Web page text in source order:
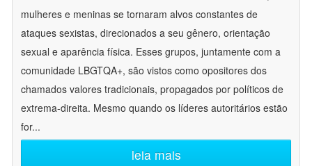
mulheres e meninas se tornaram alvos constantes de
ataques sexistas, direcionados a seu gênero, orientação
sexual e aparência física. Esses grupos, juntamente com a
comunidade LBGTQA+, são vistos como opositores dos
chamados valores tradicionais, propagados por políticos de
extrema-direita. Mesmo quando os líderes autoritários estão
for...
leia mais